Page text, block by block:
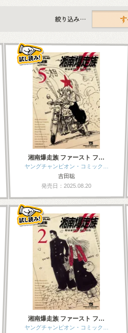
すべて
湘南爆走族 ファースト フ…
ヤングチャンピオン・コミック…
吉田聡
発売日：2025.08.20
湘南爆走族 ファースト フ…
ヤングチャンピオン・コミック…